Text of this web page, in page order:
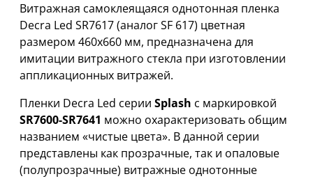
Витражная самоклеящаяся однотонная пленка
Decra Led SR7617 (аналог SF 617) цветная
размером 460х660 мм, предназначена для
имитации витражного стекла при изготовлении
аппликационных витражей.
Пленки Decra Led серии Splash с маркировкой
SR7600-SR7641 можно охарактеризовать общим
названием «чистые цвета». В данной серии
представлены как прозрачные, так и опаловые
(полупрозрачные) витражные однотонные